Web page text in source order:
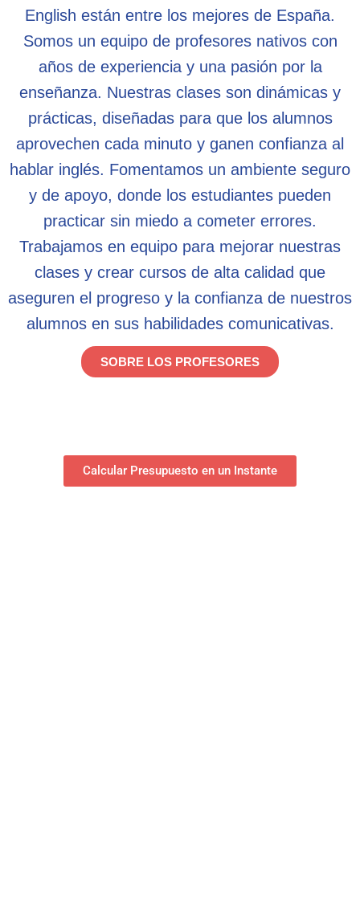
English están entre los mejores de España.
Somos un equipo de profesores nativos con
años de experiencia y una pasión por la
enseñanza. Nuestras clases son dinámicas y
prácticas, diseñadas para que los alumnos
aprovechen cada minuto y ganen confianza al
hablar inglés. Fomentamos un ambiente seguro
y de apoyo, donde los estudiantes pueden
practicar sin miedo a cometer errores.
Trabajamos en equipo para mejorar nuestras
clases y crear cursos de alta calidad que
aseguren el progreso y la confianza de nuestros
alumnos en sus habilidades comunicativas.
SOBRE LOS PROFESORES
Calcular Presupuesto en un Instante